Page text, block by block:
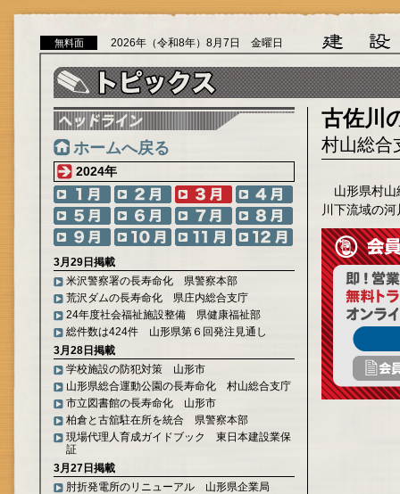
無料面 2026年（令和8年）8月7日 金曜日
ホームへ戻る
2024年
3月29日掲載
米沢警察署の長寿命化 県警察本部
荒沢ダムの長寿命化 県庄内総合支庁
24年度社会福祉施設整備 県健康福祉部
総件数は424件 山形県第６回発注見通し
3月28日掲載
学校施設の防犯対策 山形市
山形県総合運動公園の長寿命化 村山総合支庁
市立図書館の長寿命化 山形市
柏倉と古舘駐在所を統合 県警察本部
現場代理人育成ガイドブック 東日本建設業保
証
3月27日掲載
肘折発電所のリニューアル 山形県企業局
古佐川
村山総合
山形県村山
川下流域の